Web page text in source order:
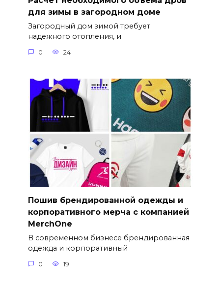
для зимы в загородном доме
Загородный дом зимой требует
надежного отопления, и
0 24
Пошив брендированной одежды и
корпоративного мерча с компанией
MerchOne
В современном бизнесе брендированная
одежда и корпоративный
0 19